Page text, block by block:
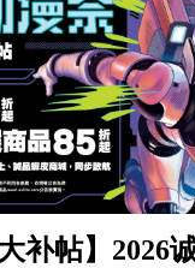
补帖】2026